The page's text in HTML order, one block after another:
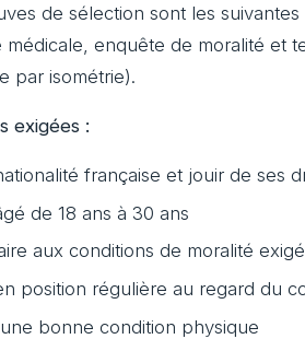
de sélection sont les
médicale, enquête de moralité et
par isométrie).
exigées :
française et jouir de ses
de 18 ans à 30 ans
aux conditions de moralité
position régulière au regard du
bonne condition physique